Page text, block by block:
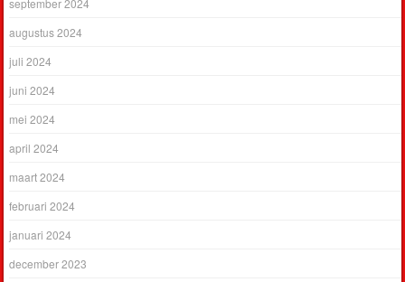
augustus 2024
juli 2024
juni 2024
mei 2024
april 2024
maart 2024
februari 2024
januari 2024
december 2023